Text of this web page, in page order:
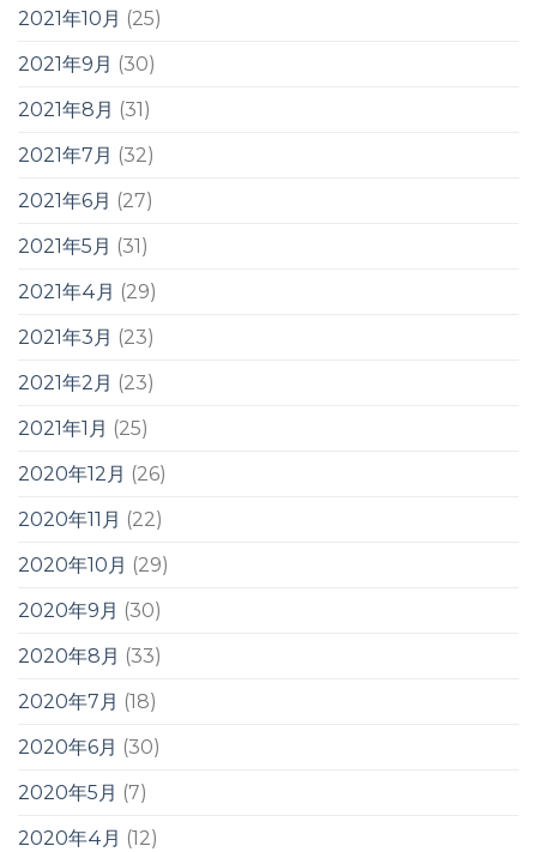
2021年10月 (25)
2021年9月 (30)
2021年8月 (31)
2021年7月 (32)
2021年6月 (27)
2021年5月 (31)
2021年4月 (29)
2021年3月 (23)
2021年2月 (23)
2021年1月 (25)
2020年12月 (26)
2020年11月 (22)
2020年10月 (29)
2020年9月 (30)
2020年8月 (33)
2020年7月 (18)
2020年6月 (30)
2020年5月 (7)
2020年4月 (12)